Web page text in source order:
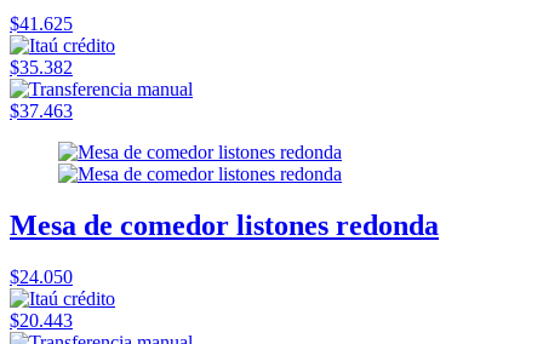
$41.625
$35.382
$37.463
Mesa de comedor listones redonda
$24.050
$20.443